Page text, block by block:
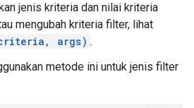
jenis kriteria dan nilai kriteria
mengubah kriteria filter, lihat
args) .
metode ini untuk jenis filter